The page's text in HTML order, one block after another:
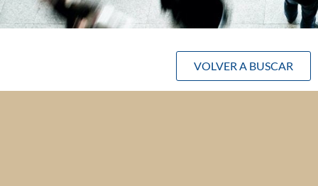
VOLVER A BUSCAR